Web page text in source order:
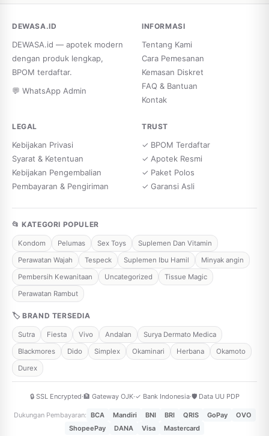
DEWASA.ID
DEWASA.id — apotek modern
dengan produk lengkap,
BPOM terdaftar.
💬 WhatsApp Admin
INFORMASI
Tentang Kami
Cara Pemesanan
Kemasan Diskret
FAQ & Bantuan
Kontak
LEGAL
Kebijakan Privasi
Syarat & Ketentuan
Kebijakan Pengembalian
Pembayaran & Pengiriman
TRUST
✓ BPOM Terdaftar
✓ Apotek Resmi
✓ Paket Polos
✓ Garansi Asli
📂 KATEGORI POPULER
Kondom Pelumas Sex Toys
Suplemen Dan Vitamin
Perawatan Wajah
Tespeck Suplemen Ibu Hamil
Minyak angin
Pembersih Kewanitaan
Uncategorized
Tissue Magic
Perawatan Rambut
🏷 BRAND TERSEDIA
Sutra Fiesta Vivo Andalan
Surya Dermato Medica
Blackmores
Dido Simplex Okaminari Herbana
Okamoto
Durex
🔒 SSL Encrypted·🏦 Gateway OJK·✓ Bank Indonesia·🛡️ Data UU PDP
Dukungan Pembayaran: BCA Mandiri BNI BRI QRIS GoPay
OVO
ShopeePay
DANA Visa Mastercard